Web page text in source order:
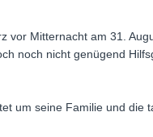
vor Mitternacht am 31.
noch nicht genügend
um seine Familie und die